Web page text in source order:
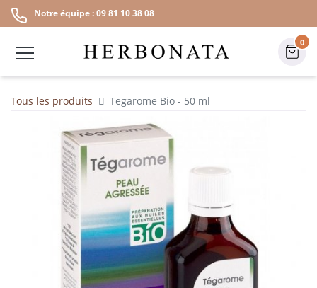
Notre équipe : 09 81 10 38 08
0
Tous les produits Tegarome Bio - 50 ml